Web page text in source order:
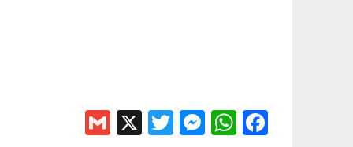
Facebook
WhatsApp
Messenger
Twitter
X
Gmail